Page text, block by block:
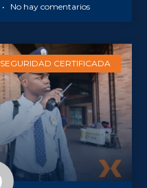
No hay comentarios
SEGURIDAD CERTIFICADA